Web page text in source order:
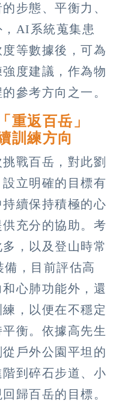
步態、平衡力、
AI系統蒐集患
等數據後，可為
度建議，作為物
參考方向之一。
重返百岳」
訓練方向
戰百岳，對此劉
立明確的目標有
續保持積極的心
充分的協助。考
，以及登山時常
備，目前評估高
心肺功能外，還
，以便在不穩定
衡。依據高先生
戶外公園平坦的
到碎石步道、小
歸百岳的目標。